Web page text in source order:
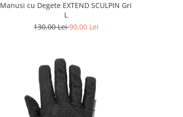
Manusi cu Degete EXTEND SCULPIN Gri
L
130,00 Lei90,00 Lei